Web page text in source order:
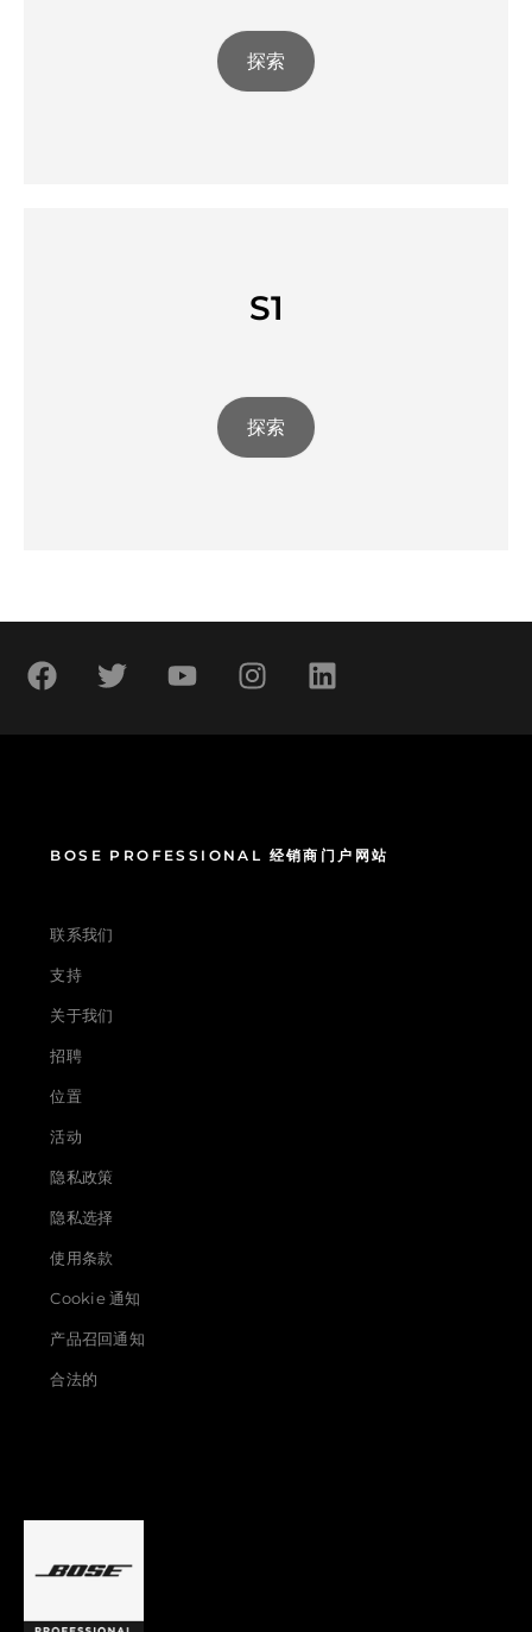
探索
S1
探索
BOSE PROFESSIONAL 经销商门户网站
联系我们
支持
关于我们
招聘
位置
活动
隐私政策
隐私选择
使用条款
Cookie 通知
产品召回通知
合法的